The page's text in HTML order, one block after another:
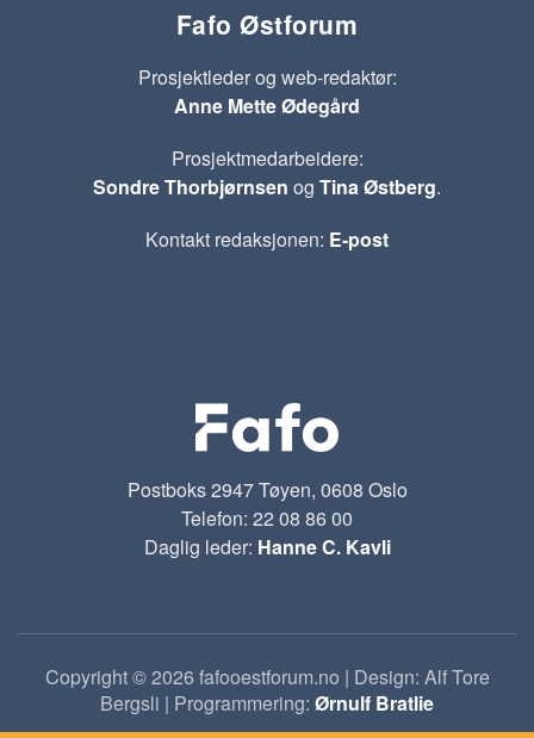
Fafo Østforum
Prosjektleder og web-redaktør:
Anne Mette Ødegård
Prosjektmedarbeidere:
Sondre Thorbjørnsen og Tina Østberg.
Kontakt redaksjonen: E-post
Postboks 2947 Tøyen, 0608 Oslo
Telefon: 22 08 86 00
Daglig leder: Hanne C. Kavli
Copyright © 2026 fafooestforum.no | Design: Alf Tore
Bergsli | Programmering: Ørnulf Bratlie